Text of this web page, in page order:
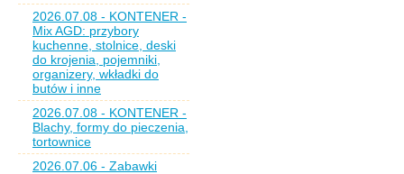
2026.07.08 - KONTENER -
Mix AGD: przybory
kuchenne, stolnice, deski
do krojenia, pojemniki,
organizery, wkładki do
butów i inne
2026.07.08 - KONTENER -
Blachy, formy do pieczenia,
tortownice
2026.07.06 - Zabawki